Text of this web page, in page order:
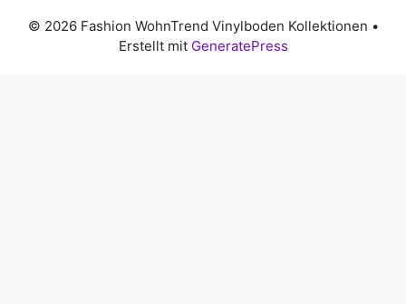
© 2026 Fashion WohnTrend Vinylboden Kollektionen •
Erstellt mit GeneratePress